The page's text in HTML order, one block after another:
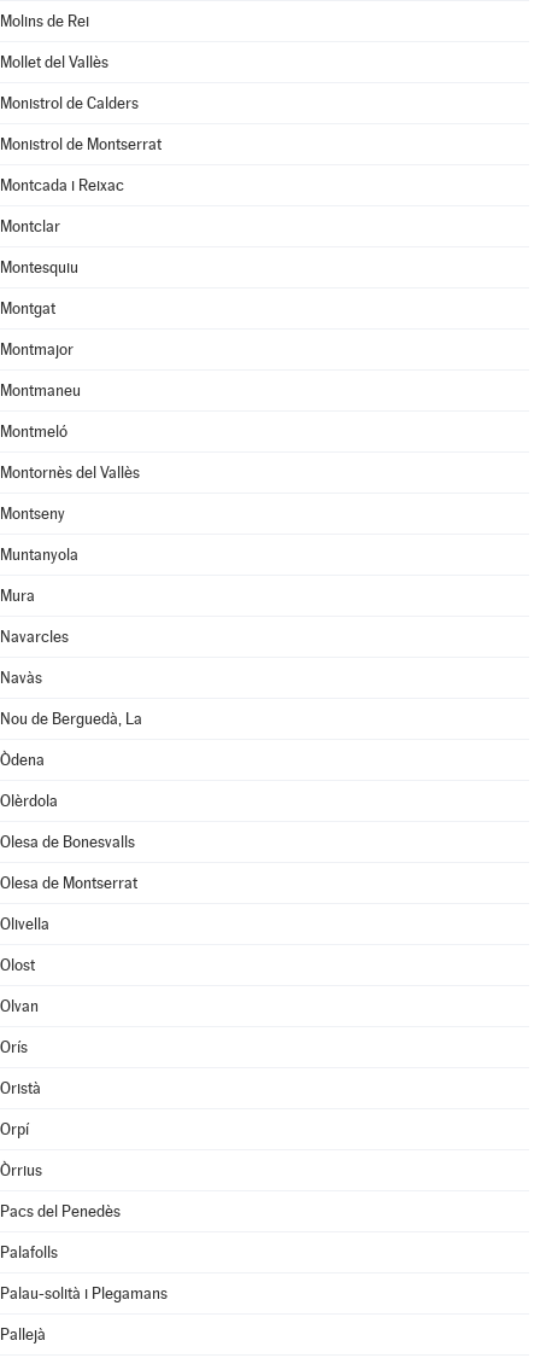
Molins de Rei
Mollet del Vallès
Monistrol de Calders
Monistrol de Montserrat
Montcada i Reixac
Montclar
Montesquiu
Montgat
Montmajor
Montmaneu
Montmeló
Montornès del Vallès
Montseny
Muntanyola
Mura
Navarcles
Navàs
Nou de Berguedà, La
Òdena
Olèrdola
Olesa de Bonesvalls
Olesa de Montserrat
Olivella
Olost
Olvan
Orís
Oristà
Orpí
Òrrius
Pacs del Penedès
Palafolls
Palau-solità i Plegamans
Pallejà